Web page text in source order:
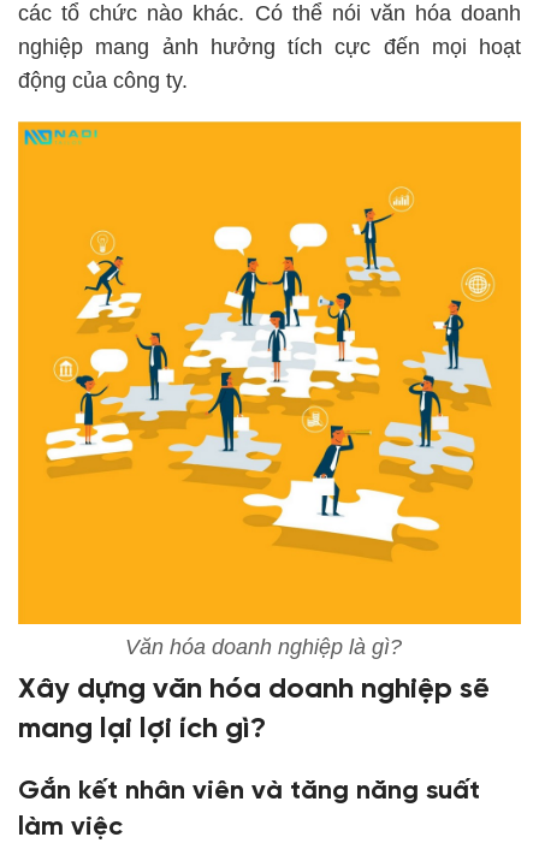
các tổ chức nào khác. Có thể nói văn hóa doanh
nghiệp mang ảnh hưởng tích cực đến mọi hoạt
động của công ty.
Văn hóa doanh nghiệp là gì?
Xây dựng văn hóa doanh nghiệp sẽ
mang lại lợi ích gì?
Gắn kết nhân viên và tăng năng suất
làm việc